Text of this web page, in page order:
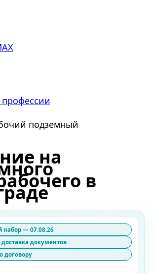
подземный
на
в
— 07.08.26
доставка документов
договору